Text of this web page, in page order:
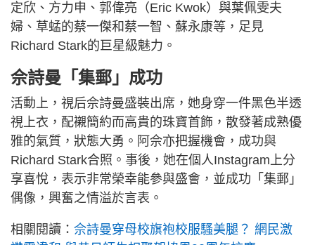
定欣、方力申、郭偉亮（Eric Kwok）與葉佩雯夫
婦、草蜢的蔡一傑和蔡一智、蘇永康等，足見
Richard Stark的巨星級魅力。
佘詩曼「集郵」成功
活動上，視后佘詩曼盛裝出席，她身穿一件黑色半透
視上衣，配襯簡約而高貴的珠寶首飾，散發著成熟優
雅的氣質，狀態大勇。阿佘亦把握機會，成功與
Richard Stark合照。事後，她在個人Instagram上分
享喜悅，表示非常榮幸能參與盛會，並成功「集郵」
偶像，興奮之情溢於言表。
相關閱讀： 佘詩曼穿母校旗袍校服騷美腿？ 網民激